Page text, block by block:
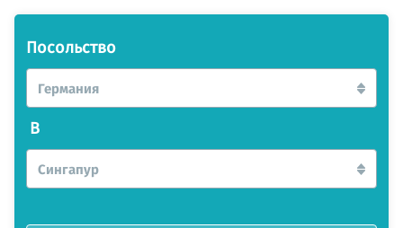
Посольство
Германия
В
Сингапур